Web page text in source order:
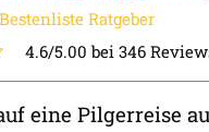
Ratgeber
4.6/5.00 bei 346
eine Pilgerreise